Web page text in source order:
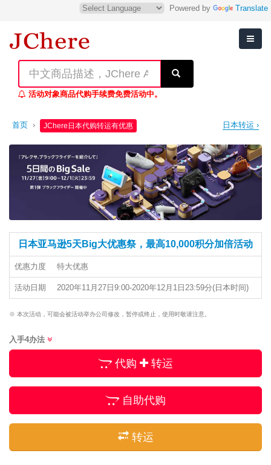
Powered by Translate
活动对象商品代购手续费免费活动中。
首页 › JChere日本代购转运有优惠 日本转运 ›
日本亚马逊5天Big大优惠祭，最高10,000积分加倍活动
优惠力度 特大优惠
活动日期 2020年11月27日9:00-2020年12月1日23:59分(日本时间)
※ 本次活动，可能会被活动举办公司修改，暂停或终止，使用时敬请注意。
入手4办法
代购 转运
自助代购
转运